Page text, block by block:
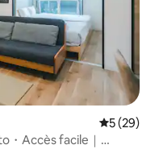
5 (29)
・Accès facile｜